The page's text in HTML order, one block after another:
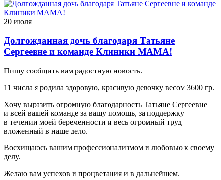
20 июля
Долгожданная дочь благодаря Татьяне
Сергеевне и команде Клиники МАМА!
Пишу сообщить вам радостную новость.
11 числа я родила здоровую, красивую девочку весом 3600 гр.
Хочу выразить огромную благодарность Татьяне Сергеевне
и всей вашей команде за вашу помощь, за поддержку
в течении моей беременности и весь огромный труд
вложенный в наше дело.
Восхищаюсь вашим профессионализмом и любовью к своему
делу.
Желаю вам успехов и процветания и в дальнейшем.